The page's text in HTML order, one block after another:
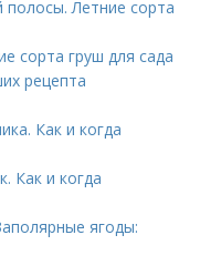
полосы. Летние сорта
сорта груш для сада
рецепта
Как и когда
Как и когда
ягоды: